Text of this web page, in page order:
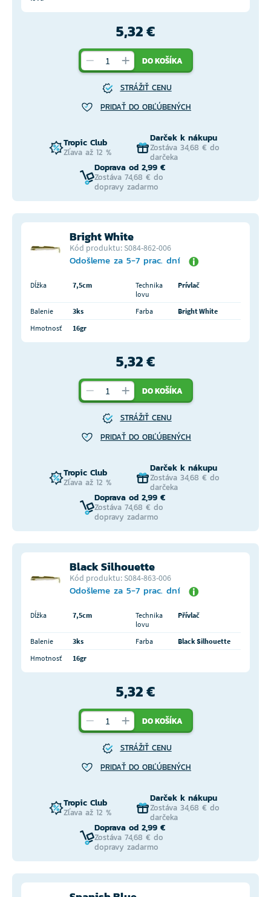
5,32 €
DO KOŠÍKA
STRÁŽIŤ CENU
PRIDAŤ DO OBĽÚBENÝCH
Tropic Club
Zľava až 12 %
Darček k nákupu
Zostáva 34,68 € do
darčeka
Doprava od 2,99 €
Zostáva 74,68 € do
dopravy zadarmo
Bright White
Kód produktu: S084-862-006
Odošleme za 5-7 prac. dní
Dĺžka 7,5cm
Technika
lovu
Prívlač
Balenie 3ks Farba
Bright White
Hmotnosť
16gr
5,32 €
DO KOŠÍKA
STRÁŽIŤ CENU
PRIDAŤ DO OBĽÚBENÝCH
Tropic Club
Zľava až 12 %
Darček k nákupu
Zostáva 34,68 € do
darčeka
Doprava od 2,99 €
Zostáva 74,68 € do
dopravy zadarmo
Black Silhouette
Kód produktu: S084-863-006
Odošleme za 5-7 prac. dní
Dĺžka 7,5cm
Technika
lovu
Přívlač
Balenie 3ks Farba
Black Silhouette
Hmotnosť
16gr
5,32 €
DO KOŠÍKA
STRÁŽIŤ CENU
PRIDAŤ DO OBĽÚBENÝCH
Tropic Club
Zľava až 12 %
Darček k nákupu
Zostáva 34,68 € do
darčeka
Doprava od 2,99 €
Zostáva 74,68 € do
dopravy zadarmo